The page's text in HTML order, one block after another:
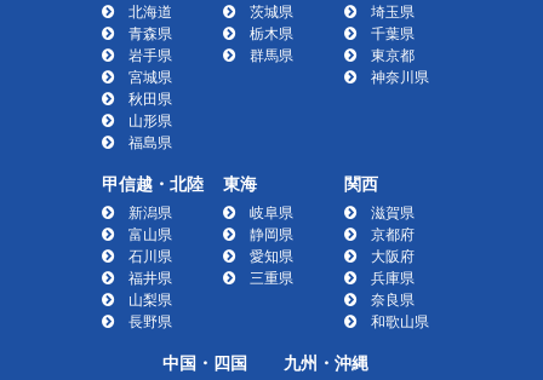
北海道
青森県
岩手県
宮城県
秋田県
山形県
福島県
茨城県
栃木県
群馬県
埼玉県
千葉県
東京都
神奈川県
甲信越・北陸
新潟県
富山県
石川県
福井県
山梨県
長野県
東海
岐阜県
静岡県
愛知県
三重県
関西
滋賀県
京都府
大阪府
兵庫県
奈良県
和歌山県
中国・四国 九州・沖縄